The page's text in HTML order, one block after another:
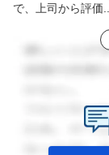
で、上司から評価...